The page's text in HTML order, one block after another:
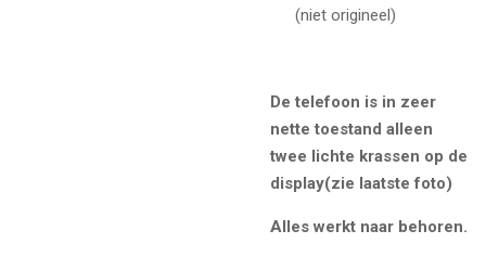
(niet origineel)
De telefoon is in zeer
nette toestand alleen
twee lichte krassen op de
display(zie laatste foto)
Alles werkt naar behoren.